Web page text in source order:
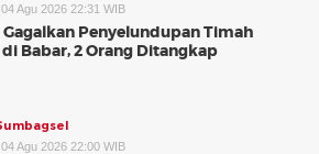
Agu 2026 22:31 WIB
Gagalkan Penyelundupan Timah
di Babar, 2 Orang Ditangkap
Agu 2026 22:00 WIB